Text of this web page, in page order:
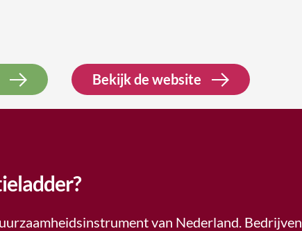
Bekijk de website
van Nederland. Bedrijven